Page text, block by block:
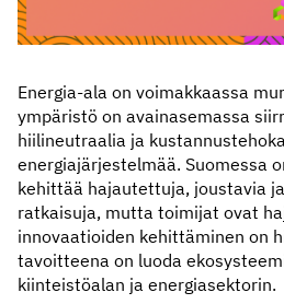
Energia-ala on voimakkaassa
ympäristö on avainasemassa
hiilineutraalia ja
energiajärjestelmää. Suomessa
kehittää hajautettuja, joustavia
ratkaisuja, mutta toimijat ovat
innovaatioiden kehittäminen on
tavoitteena on luoda
kiinteistöalan ja energiasektorin.